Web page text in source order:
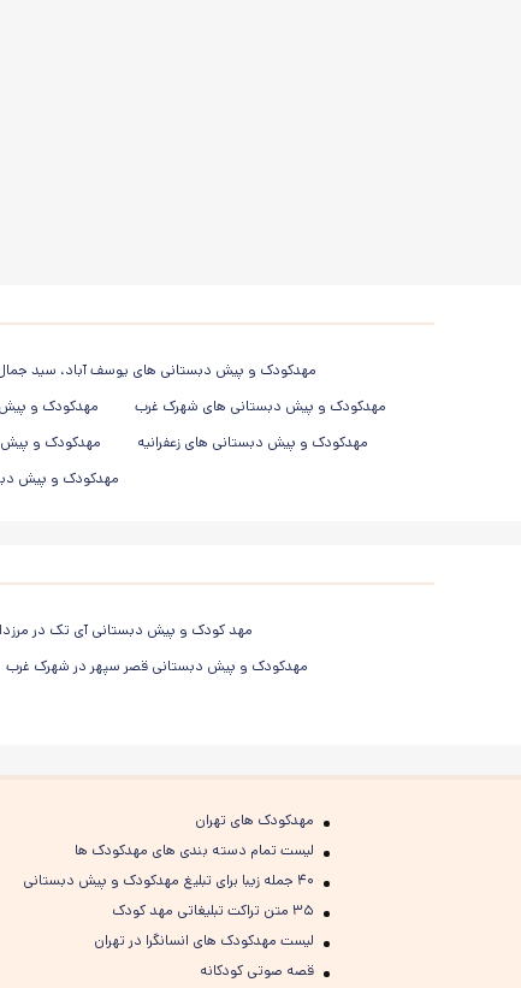
مهدکودک و پیش دبستانی های یوسف آباد، سید جمال
مهدکودک و پیش دبستانی های شهرک غرب
مهدکودک و پیش
مهدکودک و پیش دبستانی های زعفرانیه
مهدکودک و پیش
مهدکودک و پیش
مهد کودک و پیش دبستانی آی تک در
مهدکودک و پیش دبستانی قصر سپهر در شهرک غرب
مهدکودک های تهران
لیست تمام دسته بندی های مهدکودک ها
۴۰ جمله زیبا برای تبلیغ مهدکودک و پیش دبستانی
۳۵ متن تراکت تبلیغاتی مهد کودک
لیست مهدکودک های انسانگرا در تهران
قصه صوتی کودکانه